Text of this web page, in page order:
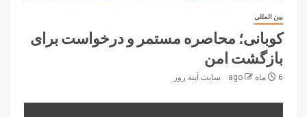
بین المللی
کوبانی؛ محاصره مستمر و درخواست‌ برای
بازگشت امن
6 ماه ago سایت آینه‌ روز